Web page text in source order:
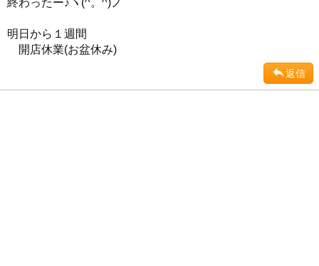
終わったー♪ヽ(^。^)ノ
明日から１週間
開店休業(お盆休み)
返信